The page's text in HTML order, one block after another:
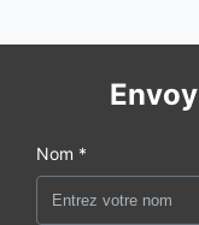
Nom *